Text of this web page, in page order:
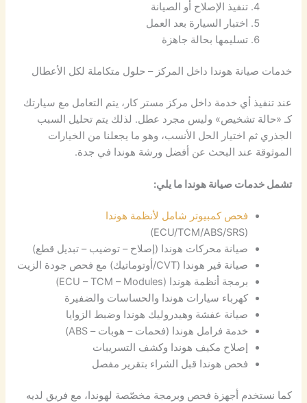
تنفيذ الإصلاح أو الصيانة
اختبار السيارة بعد العمل
تسليمها بحالة جاهزة
خدمات صيانة هوندا داخل المركز – حلول متكاملة لكل الأعطال
عند تنفيذ أي خدمة داخل مركز مستر كار، يتم التعامل مع سيارتك
كـ «حالة تشخيص» وليس مجرد عطل. لذلك يتم تحليل السبب
الجذري ثم اختيار الحل الأنسب، وهو ما يجعلنا من الخيارات
الموثوقة عند البحث عن أفضل ورشة هوندا في جدة.
تشمل خدمات صيانة هوندا ما يلي:
فحص كمبيوتر شامل لأنظمة هوندا
(ECU/TCM/ABS/SRS)
صيانة محركات هوندا (إصلاح – توضيب – تبديل قطع)
صيانة قير هوندا (CVT/أوتوماتيك) مع فحص جودة الزيت
برمجة أنظمة هوندا (ECU – TCM – Modules)
كهرباء سيارات هوندا والحساسات والضفيرة
صيانة عفشة وهيدروليك هوندا وضبط الزوايا
خدمة فرامل هوندا (فحمات – هوبات – ABS)
إصلاح مكيف هوندا وكشف التسريبات
فحص هوندا قبل الشراء بتقرير مفصل
كما نستخدم أجهزة فحص وبرمجة مخصّصة لهوندا، مع فريق لديه